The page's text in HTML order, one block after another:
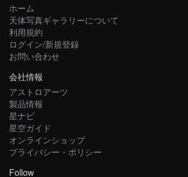
ホーム
天体写真ギャラリーについて
利用規約
ログイン/新規登録
お問い合わせ
会社情報
アストロアーツ
製品情報
星ナビ
星空ガイド
オンラインショップ
プライバシー・ポリシー
Follow